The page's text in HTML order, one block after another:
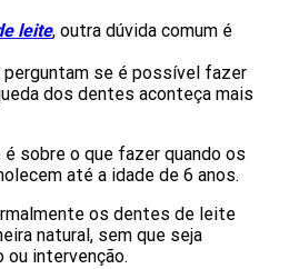
leite, outra dúvida comum é
se é possível fazer
dos dentes aconteça mais
sobre o que fazer quando os
até a idade de 6 anos.
os dentes de leite
natural, sem que seja
intervenção.